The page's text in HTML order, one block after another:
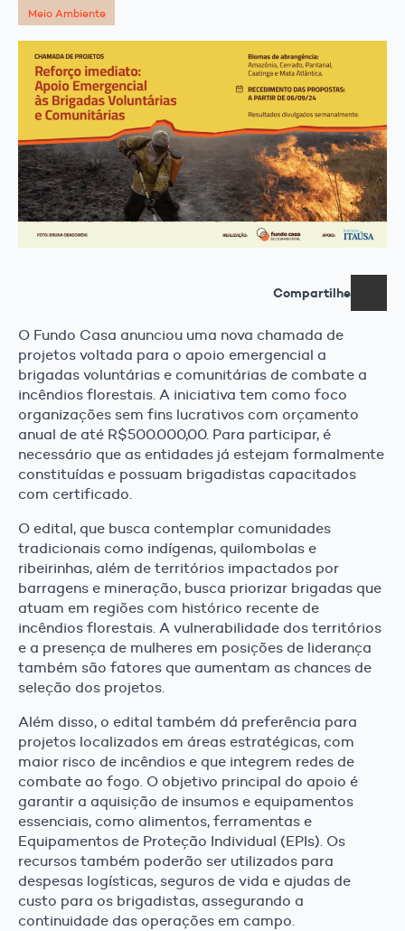
Meio Ambiente
Compartilhe
O Fundo Casa anunciou uma nova chamada de
projetos voltada para o apoio emergencial a
brigadas voluntárias e comunitárias de combate a
incêndios florestais. A iniciativa tem como foco
organizações sem fins lucrativos com orçamento
anual de até R$500.000,00. Para participar, é
necessário que as entidades já estejam formalmente
constituídas e possuam brigadistas capacitados
com certificado.
O edital, que busca contemplar comunidades
tradicionais como indígenas, quilombolas e
ribeirinhas, além de territórios impactados por
barragens e mineração, busca priorizar brigadas que
atuam em regiões com histórico recente de
incêndios florestais. A vulnerabilidade dos territórios
e a presença de mulheres em posições de liderança
também são fatores que aumentam as chances de
seleção dos projetos.
Além disso, o edital também dá preferência para
projetos localizados em áreas estratégicas, com
maior risco de incêndios e que integrem redes de
combate ao fogo. O objetivo principal do apoio é
garantir a aquisição de insumos e equipamentos
essenciais, como alimentos, ferramentas e
Equipamentos de Proteção Individual (EPIs). Os
recursos também poderão ser utilizados para
despesas logísticas, seguros de vida e ajudas de
custo para os brigadistas, assegurando a
continuidade das operações em campo.